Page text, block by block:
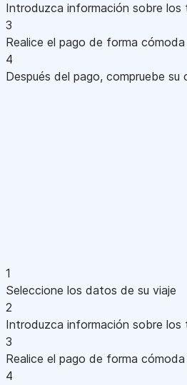
Introduzca información sobre los
3
Realice el pago de forma
4
Después del pago, compruebe
1
Seleccione los datos de su viaje
2
Introduzca información sobre los
3
Realice el pago de forma
4